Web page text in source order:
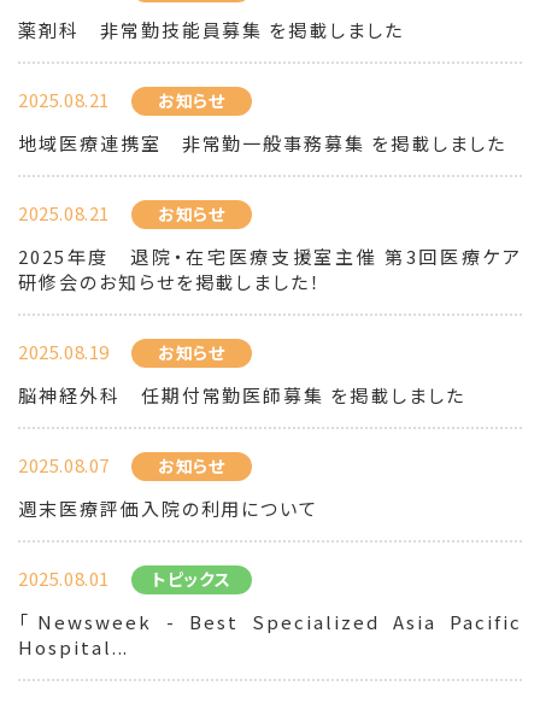
薬剤科 非常勤技能員募集 を掲載しました
2025.08.21 お知らせ
地域医療連携室 非常勤一般事務募集 を掲載しました
2025.08.21 お知らせ
2025年度 退院・在宅医療支援室主催 第3回医療ケア
研修会のお知らせを掲載しました！
2025.08.19 お知らせ
脳神経外科 任期付常勤医師募集 を掲載しました
2025.08.07 お知らせ
週末医療評価入院の利用について
2025.08.01 トピックス
「Newsweek - Best Specialized Asia Pacific
Hospital...